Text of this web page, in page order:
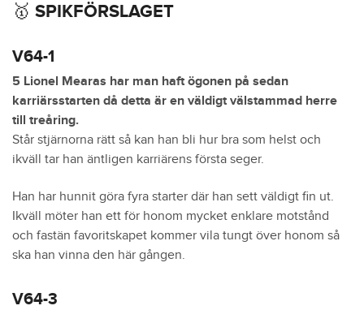
🥇 SPIKFÖRSLAGET
V64-1
5 Lionel Mearas har man haft ögonen på sedan
karriärsstarten då detta är en väldigt välstammad herre
till treåring.
Står stjärnorna rätt så kan han bli hur bra som helst och
ikväll tar han äntligen karriärens första seger.
Han har hunnit göra fyra starter där han sett väldigt fin ut.
Ikväll möter han ett för honom mycket enklare motstånd
och fastän favoritskapet kommer vila tungt över honom så
ska han vinna den här gången.
V64-3